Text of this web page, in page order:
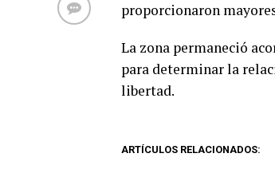
proporcionaron
La zona permaneció
para determinar la
libertad.
ARTÍCULOS RELACIONADOS: